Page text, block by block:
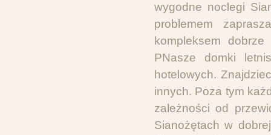
wygodne noclegi
problemem
kompleksem
PNasze domki
hotelowych.
innych. Poza tym
zależności od
Sianożętach w